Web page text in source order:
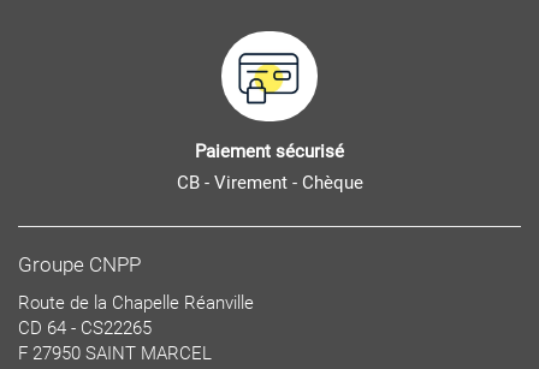
Paiement sécurisé
CB - Virement - Chèque
Groupe CNPP
Route de la Chapelle Réanville
CD 64 - CS22265
F 27950 SAINT MARCEL